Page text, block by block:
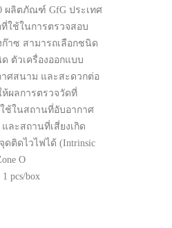
ผลิตภัณฑ์ GfG ประเทศ
ที่ใช้ในการตรวจสอบ
าซ สามารถเลือกชนิด
ตัวเครื่องออกแบบ
ศสนาม และสะดวกต่อ
ผลการตรวจวัดที่
ช้ในสถานที่อับอากาศ
และสถานที่เสี่ยงเกิด
ดติดไวไฟได้ (Intrinsic
O
1 pcs/box